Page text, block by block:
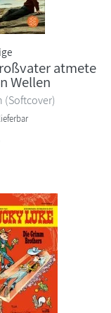
atmete
Wellen
(Softcover)